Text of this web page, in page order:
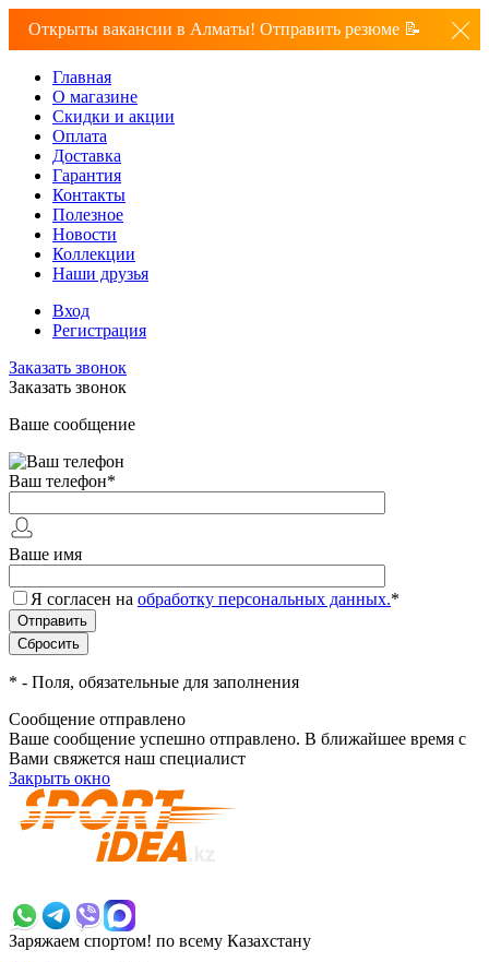
Открыты вакансии в Алматы! Отправить резюме 📝
Главная
О магазине
Скидки и акции
Оплата
Доставка
Гарантия
Контакты
Полезное
Новости
Коллекции
Наши друзья
Вход
Регистрация
Заказать звонок
Заказать звонок
Ваше сообщение
Ваш телефон*
Ваше имя
Я согласен на обработку персональных данных.*
* - Поля, обязательные для заполнения
Сообщение отправлено
Ваше сообщение успешно отправлено. В ближайшее время с
Вами свяжется наш специалист
Закрыть окно
Заряжаем спортом! по всему Казахстану